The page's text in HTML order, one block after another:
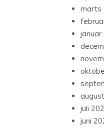
marts
januar
juli
juni